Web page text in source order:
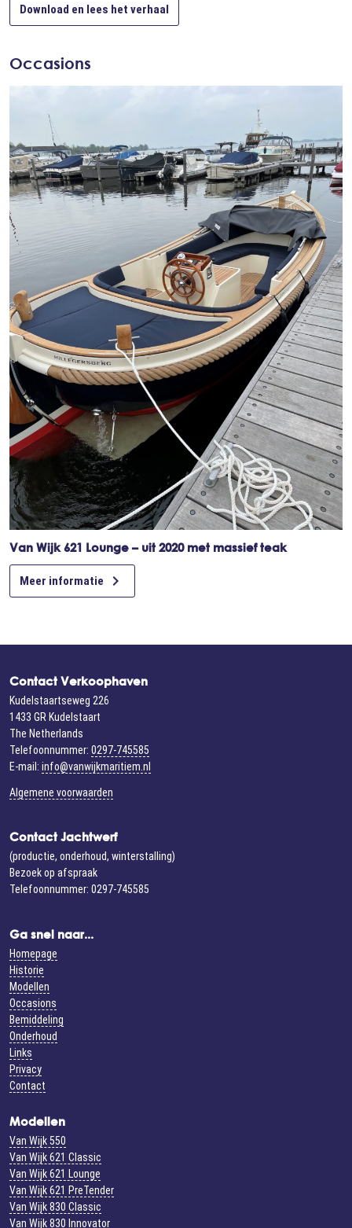
Download en lees het verhaal
Occasions
Van Wijk 621 Lounge – uit 2020 met massief teak
Meer informatie 
Contact Verkoophaven
Kudelstaartseweg 226
1433 GR Kudelstaart
The Netherlands
Telefoonnummer: 0297-745585
E-mail: info@vanwijkmaritiem.nl
Algemene voorwaarden
Contact Jachtwerf
(productie, onderhoud, winterstalling)
Bezoek op afspraak
Telefoonnummer: 0297-745585
Ga snel naar...
Homepage
Historie
Modellen
Occasions
Bemiddeling
Onderhoud
Links
Privacy
Contact
Modellen
Van Wijk 550
Van Wijk 621 Classic
Van Wijk 621 Lounge
Van Wijk 621 PreTender
Van Wijk 830 Classic
Van Wijk 830 Innovator